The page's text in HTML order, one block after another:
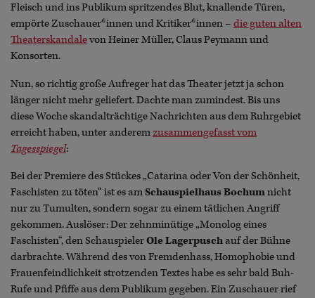
Fleisch und ins Publikum spritzendes Blut, knallende Türen,
empörte Zuschauer*innen und Kritiker*innen – die guten alten
Theaterskandalevon Heiner Müller, Claus Peymann und
Konsorten.
Nun, so richtig große Aufreger hat das Theater jetzt ja schon
länger nicht mehr geliefert. Dachte man zumindest. Bis uns
diese Woche skandalträchtige Nachrichten aus dem Ruhrgebiet
erreicht haben, unter anderemzusammengefasst vom
Tagesspiegel:
Bei der Premiere des Stückes „Catarina oder Von der Schönheit,
Faschisten zu töten“ ist es amSchauspielhaus Bochumnicht
nur zu Tumulten, sondern sogar zu einem tätlichen Angriff
gekommen. Auslöser: Der zehnminütige „Monolog eines
Faschisten“, den SchauspielerOle Lagerpuschauf der Bühne
darbrachte. Während des von Fremdenhass, Homophobie und
Frauenfeindlichkeit strotzenden Textes habe es sehr bald Buh-
Rufe und Pfiffe aus dem Publikum gegeben. Ein Zuschauer rief